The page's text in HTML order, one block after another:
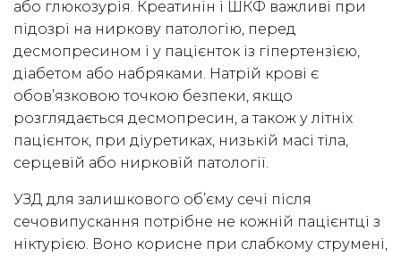
або глюкозурія. Креатинін і ШКФ важливі при
підозрі на ниркову патологію, перед
десмопресином і у пацієнток із гіпертензією,
діабетом або набряками. Натрій крові є
обов’язковою точкою безпеки, якщо
розглядається десмопресин, а також у літніх
пацієнток, при діуретиках, низькій масі тіла,
серцевій або нирковій патології.
УЗД для залишкового об’єму сечі після
сечовипускання потрібне не кожній пацієнтці з
ніктурією. Воно корисне при слабкому струмені,